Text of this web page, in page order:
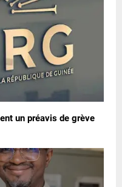
un préavis de grève